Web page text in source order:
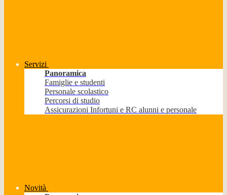
Servizi
Panoramica
Famiglie e studenti
Personale scolastico
Percorsi di studio
Assicurazioni Infortuni e RC alunni e personale
Novità